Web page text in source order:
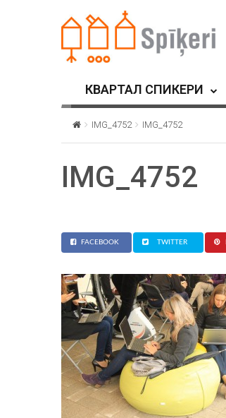
КВАРТАЛ СПИКЕРИ
IMG_4752 IMG_4752
IMG_4752
FACEBOOK TWITTER